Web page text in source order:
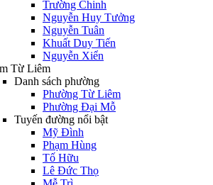
Trường Chinh
Nguyễn Huy Tưởng
Nguyễn Tuân
Khuất Duy Tiến
Nguyễn Xiển
Từ Liêm
Danh sách phường
Phường Từ Liêm
Phường Đại Mỗ
Tuyến đường nổi bật
Mỹ Đình
Phạm Hùng
Tố Hữu
Lê Đức Thọ